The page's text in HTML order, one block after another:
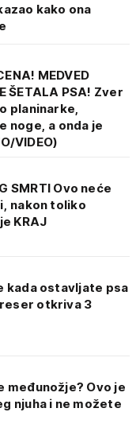
kako ona
MEDVED
ŠETALA PSA! Zver
planinarke,
noge, a onda je
VIDEO)
SMRTI Ovo neće
nakon toliko
KRAJ
kada ostavljate psa
otkriva 3
međunožje? Ovo je
njuha i ne možete